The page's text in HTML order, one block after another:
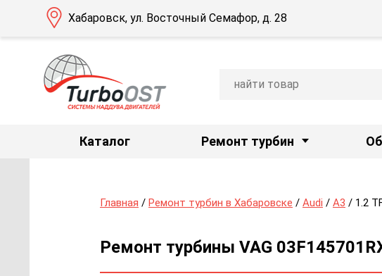
Каталог Ремонт турбин
Хабаровск, ул. Восточный Семафор, д. 28
Главная / Ремонт турбин в Хабаровске / Audi / A3 / 1.2
Ремонт турбины VAG